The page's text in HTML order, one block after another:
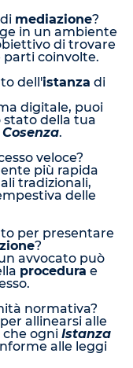
mediazione?
in un ambiente
di trovare
parti coinvolte.
dell'istanza di
digitale, puoi
della tua
.
veloce?
più rapida
tradizionali,
delle
per presentare
?
avvocato può
procedura e
normativa?
allinearsi alle
ogni Istanza
alle leggi